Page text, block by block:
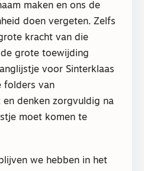
maken en ons de
doen vergeten. Zelfs
kracht van die
grote toewijding
voor Sinterklaas
folders van
denken zorgvuldig na
moet komen te
we hebben in het